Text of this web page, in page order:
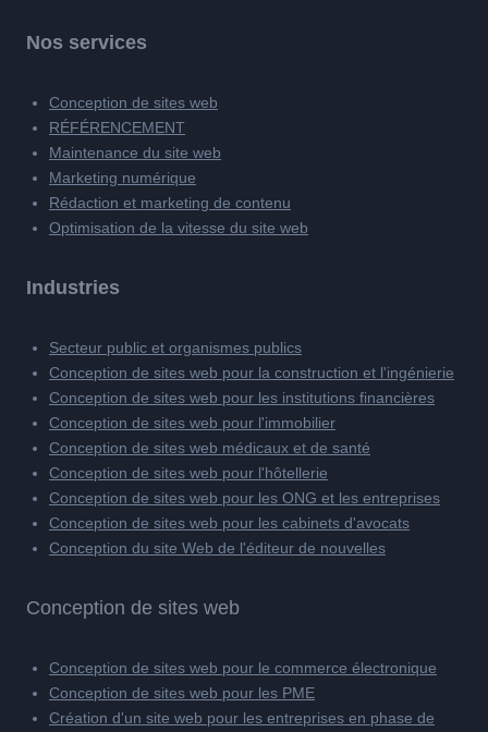
Nos services
Conception de sites web
RÉFÉRENCEMENT
Maintenance du site web
Marketing numérique
Rédaction et marketing de contenu
Optimisation de la vitesse du site web
Industries
Secteur public et organismes publics
Conception de sites web pour la construction et l'ingénierie
Conception de sites web pour les institutions financières
Conception de sites web pour l'immobilier
Conception de sites web médicaux et de santé
Conception de sites web pour l'hôtellerie
Conception de sites web pour les ONG et les entreprises
Conception de sites web pour les cabinets d'avocats
Conception du site Web de l'éditeur de nouvelles
Conception de sites web
Conception de sites web pour le commerce électronique
Conception de sites web pour les PME
Création d'un site web pour les entreprises en phase de